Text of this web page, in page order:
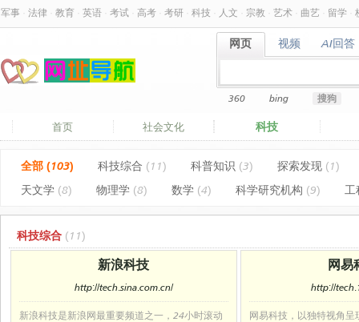
军事 法律 教育 英语 考试 高考 考研 科技 人文 宗教 艺术 曲艺 留学
网页
网页 视频
视频 AI回答
AI回答
360 bing 搜狗
首页 社会文化 科技
全部 (103) 科技综合 (11) 科普知识 (3) 探索发现 (1)
天文学 (8) 物理学 (8) 数学 (4) 科学研究机构 (9) 工
科技综合 (11)
新浪科技
http://tech.sina.com.cn/
新浪科技是新浪网最重要频道之一，24小时滚动
网易
http://
网易科技，以独特视角